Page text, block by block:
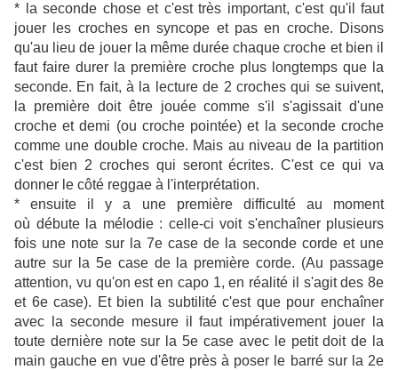
* la seconde chose et c'est très important, c'est qu'il faut
jouer les croches en syncope et pas en croche. Disons
qu'au lieu de jouer la même durée chaque croche et bien il
faut faire durer la première croche plus longtemps que la
seconde. En fait, à la lecture de 2 croches qui se suivent,
la première doit être jouée comme s'il s'agissait d'une
croche et demi (ou croche pointée) et la seconde croche
comme une double croche. Mais au niveau de la partition
c'est bien 2 croches qui seront écrites. C'est ce qui va
donner le côté reggae à l'interprétation.
* ensuite il y a une première difficulté au moment
où débute la mélodie : celle-ci voit s'enchaîner plusieurs
fois une note sur la 7e case de la seconde corde et une
autre sur la 5e case de la première corde. (Au passage
attention, vu qu'on est en capo 1, en réalité il s'agit des 8e
et 6e case). Et bien la subtilité c'est que pour enchaîner
avec la seconde mesure il faut impérativement jouer la
toute dernière note sur la 5e case avec le petit doit de la
main gauche en vue d'être près à poser le barré sur la 2e